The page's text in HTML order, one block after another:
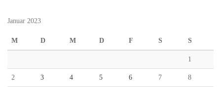
Januar 2023
M D M D F S S
1
2 3 4 5 6 7 8